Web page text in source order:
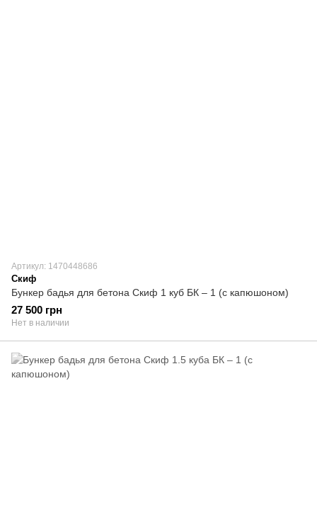
Артикул: 1470448686
Скиф
Бункер бадья для бетона Скиф 1 куб БК – 1 (с капюшоном)
27 500 грн
Нет в наличии